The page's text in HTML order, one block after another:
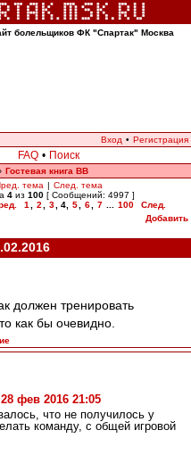
болельщиков ФК "Спартак" Москва
Вход • Регистрация
FAQ • Поиск
Гостевая книга ВВ
тема | След. тема
4 из 100 [ Сообщений: 4997 ]
1 2 3 4, 5 6 7 100
След.
Добавить
должен тренировать
как бы очевидно.
фев 2016 21:05
что не получилось у
команду, с общей игровой